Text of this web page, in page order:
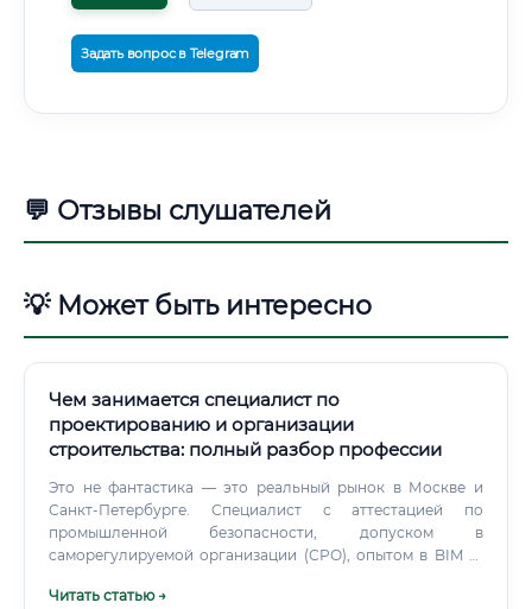
Задать вопрос в Telegram
💬 Отзывы слушателей
💡 Может быть интересно
Чем занимается специалист по
проектированию и организации
строительства: полный разбор профессии
Это не фантастика — это реальный рынок в Москве и
Санкт-Петербурге. Специалист с аттестацией по
промышленной безопасности, допуском в
саморегулируемой организации (СРО), опытом в BIM —
диплом. ⚡ Фактор, который мало кто учитывает при
Читать статью →